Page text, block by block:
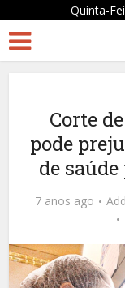
Quinta-
Corte
pode
de
7 anos ago